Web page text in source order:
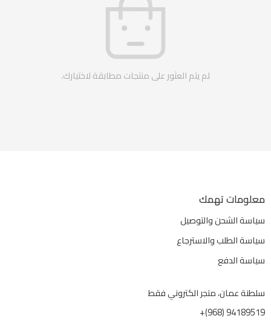
لم يتم العثور على منتجات مطابقة لاختيارك.
معلومات تهمك
سياسة الشحن والتوصيل
سياسة الطلب والاسترجاع
سياسة الدفع
سلطنة عمان، متجر الكتروني فقط
94189519 (968)+